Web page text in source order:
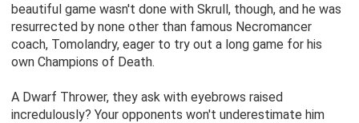
beautiful game wasn't done with Skrull, though, and he was
resurrected by none other than famous Necromancer
coach, Tomolandry, eager to try out a long game for his
own Champions of Death.
A Dwarf Thrower, they ask with eyebrows raised
incredulously? Your opponents won't underestimate him